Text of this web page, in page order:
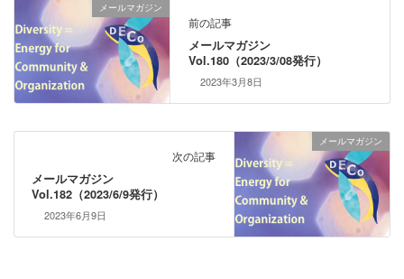
メールマガジン
前の記事
メールマガジン
Vol.180（2023/3/08発行）
2023年3月8日
メールマガジン
次の記事
メールマガジン
Vol.182（2023/6/9発行）
2023年6月9日